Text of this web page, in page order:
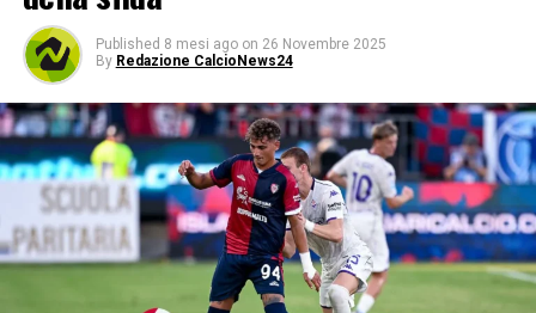
Published 8 mesi ago on 26 Novembre 2025
By Redazione CalcioNews24